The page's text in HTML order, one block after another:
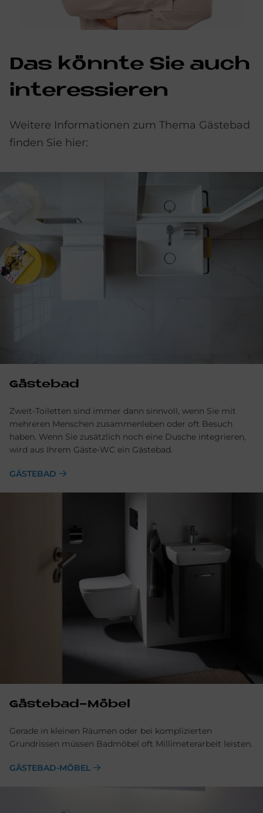
Das könn­te Sie auch
in­ter­es­sie­ren
Weitere Informationen zum Thema Gästebad
finden Sie hier:
Gästebad
Zweit-Toiletten sind immer dann sinnvoll, wenn Sie mit
mehreren Menschen zusammenleben oder oft Besuch
haben. Wenn Sie zusätzlich noch eine Dusche integrieren,
wird aus Ihrem Gäste-WC ein Gästebad.
GÄSTEBAD
Gästebad-Möbel
Gerade in kleinen Räumen oder bei komplizierten
Grundrissen müssen Badmöbel oft Millimeterarbeit leisten.
GÄSTEBAD-MÖBEL